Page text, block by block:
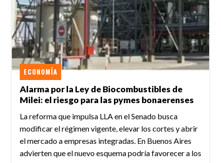
Alarma por la Ley de Biocombustibles de
Milei: el riesgo para las pymes bonaerenses
ECONOMÍA
La reforma que impulsa LLA en el Senado busca
modificar el régimen vigente, elevar los cortes y abrir
el mercado a empresas integradas. En Buenos Aires
advierten que el nuevo esquema podría favorecer a los